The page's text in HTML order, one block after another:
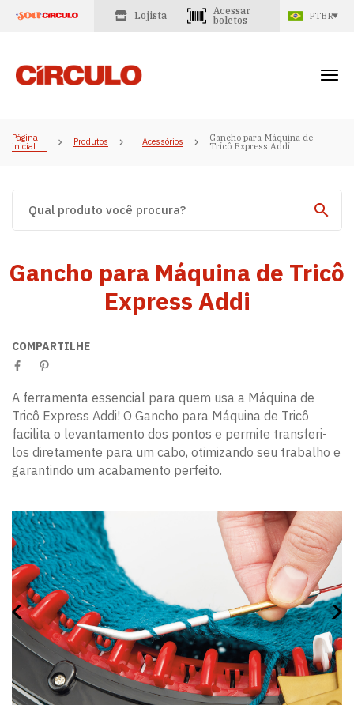
Lojista
Acessar
boletos
PTBR
Página
inicial Produtos Acessórios Gancho para Máquina de
Tricô Express Addi
Gancho para Máquina de Tricô
Express Addi
COMPARTILHE
A ferramenta essencial para quem usa a Máquina de
Tricô Express Addi! O Gancho para Máquina de Tricô
facilita o levantamento dos pontos e permite transferi-
los diretamente para um cabo, otimizando seu trabalho e
garantindo um acabamento perfeito.